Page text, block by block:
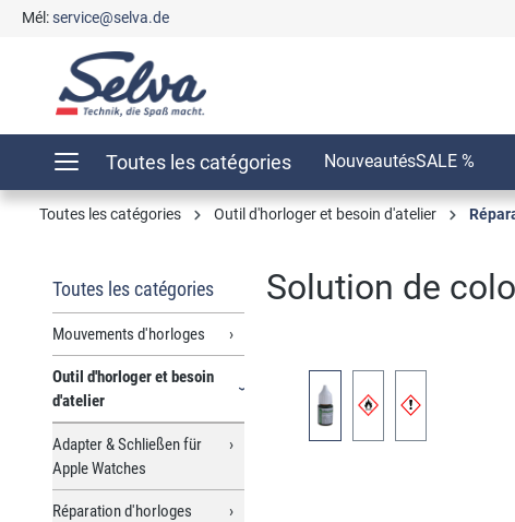
Passer à la navigation principale
Mél:service@selva.de
Toutes les catégories NouveautésSALE %
Toutes les catégories Outil d'horloger et besoin d'atelier
Toutes les catégories
Mouvements d'horloges
Outil d'horloger et besoin
d'atelier
Adapter & Schließen für
Apple Watches
Réparation d'horloges
Solution de